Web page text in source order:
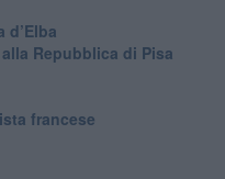
Repubblica di Pisa
francese